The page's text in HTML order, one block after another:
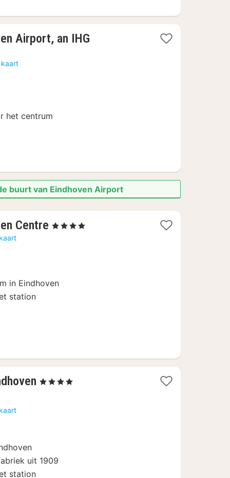
Airport, an IHG
kaart
het centrum
buurt van Eindhoven Airport
Centre 2
, 4 Sterren
in Eindhoven
station
1
, 4 Sterren
uit 1909
station